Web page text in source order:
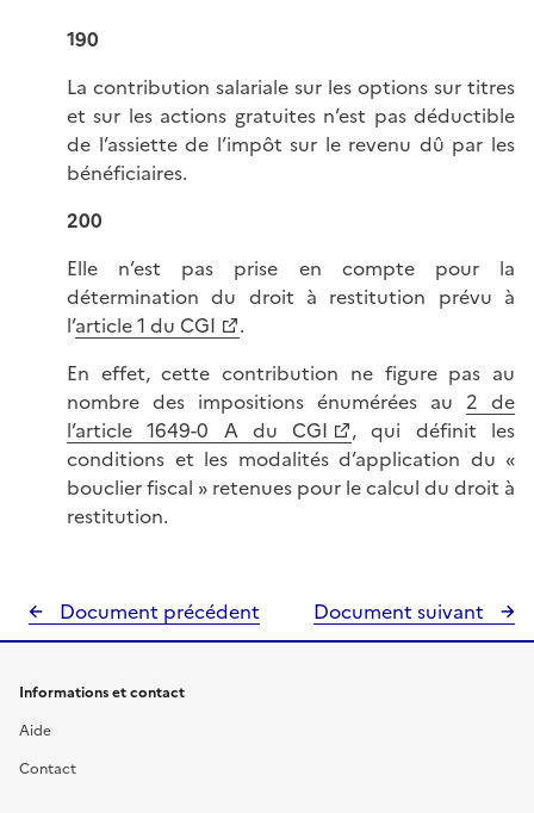
190
La contribution salariale sur les options sur titres
et sur les actions gratuites n’est pas déductible
de l’assiette de l’impôt sur le revenu dû par les
bénéficiaires.
200
Elle n’est pas prise en compte pour la
détermination du droit à restitution prévu à
l’article 1 du CGI
.
En effet, cette contribution ne figure pas au
nombre des impositions énumérées au 2 de
l’article 1649-0 A du CGI
, qui définit les
conditions et les modalités d’application du «
bouclier fiscal » retenues pour le calcul du droit à
restitution.
Document précédent Document suivant
Informations et contact
Aide
Contact